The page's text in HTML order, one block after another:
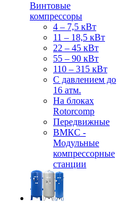
Винтовые
компрессоры
4 – 7,5 кВт
11 – 18,5 кВт
22 – 45 кВт
55 – 90 кВт
110 – 315 кВт
С давлением до
16 атм.
На блоках
Rotorcomp
Передвижные
ВМКС -
Модульные
компрессорные
станции